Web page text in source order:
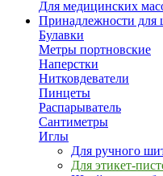
Для медицинских
Принадлежности для
Булавки
Метры портновские
Наперстки
Нитковдеватели
Пинцеты
Распарыватель
Сантиметры
Иглы
Для ручного
Для этикет-